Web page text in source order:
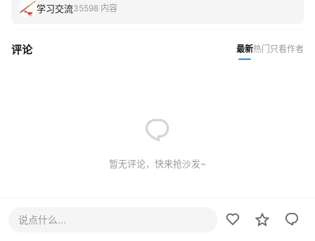
学习交流35598 内容
评论 最新热门 只看作者
暂无评论，快来抢沙发~
说点什么...